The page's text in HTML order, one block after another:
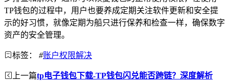
TP钱包的过程中，用户也要养成定期关注软件更新和安全提
示的好习惯，就像定期为船只进行保养和检查一样，确保数字
资产的安全管理。
标签： #账户权限解决
上一篇tp电子钱包下载-TP钱包闪兑能否跨链？深度解析